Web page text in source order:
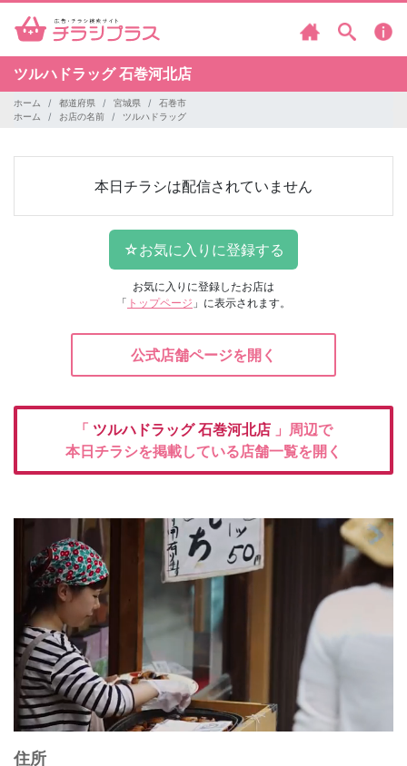
ツルハドラッグ石巻河北店
ホーム 都道府県 宮城県
石巻市
ホーム
お店の名前 ツルハドラッグ
本日チラシは配信されていません
お気に入りに登録したお店は
「 トップページ 」に表示されます。
公式店舗ページを開く
「 ツルハドラッグ石巻河北店 」周辺で
本日チラシを掲載している店舗一覧を開く
住所